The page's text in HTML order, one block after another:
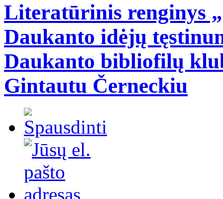
Literatūrinis renginys
Daukanto idėjų
Daukanto bibliofilų
Gintautu Černeckiu